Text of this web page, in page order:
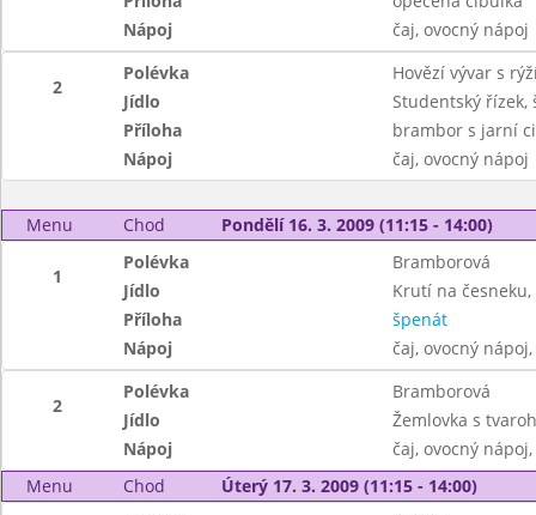
Nápoj
čaj, ovocný nápoj
2
Polévka
Hovězí vývar s
Jídlo
Studentský řízek,
Příloha
brambor s jarní
Nápoj
čaj, ovocný nápoj
Menu Chod Pondělí 16. 3. 2009 (11:15 - 14:00)
1
Polévka
Bramborová
Jídlo
Krutí na
Příloha
špenát
Nápoj
čaj, ovocný
2
Polévka
Bramborová
Jídlo
Žemlovka s
Nápoj
čaj, ovocný
Menu
Chod Úterý 17. 3. 2009 (11:15 - 14:00)